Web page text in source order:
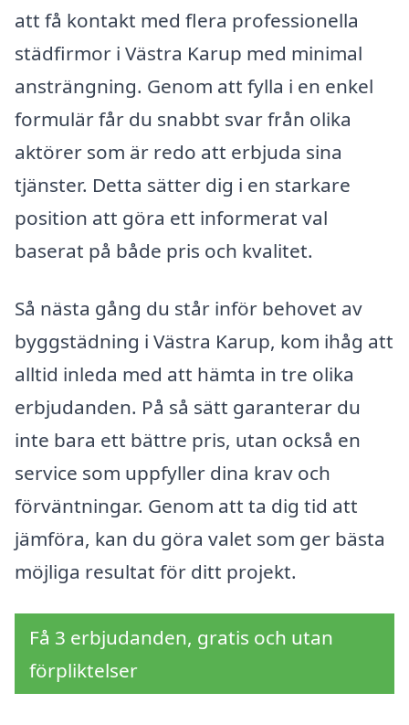
att få kontakt med flera professionella
städfirmor i Västra Karup med minimal
ansträngning. Genom att fylla i en enkel
formulär får du snabbt svar från olika
aktörer som är redo att erbjuda sina
tjänster. Detta sätter dig i en starkare
position att göra ett informerat val
baserat på både pris och kvalitet.
Så nästa gång du står inför behovet av
byggstädning i Västra Karup, kom ihåg att
alltid inleda med att hämta in tre olika
erbjudanden. På så sätt garanterar du
inte bara ett bättre pris, utan också en
service som uppfyller dina krav och
förväntningar. Genom att ta dig tid att
jämföra, kan du göra valet som ger bästa
möjliga resultat för ditt projekt.
Få 3 erbjudanden, gratis och utan
förpliktelser